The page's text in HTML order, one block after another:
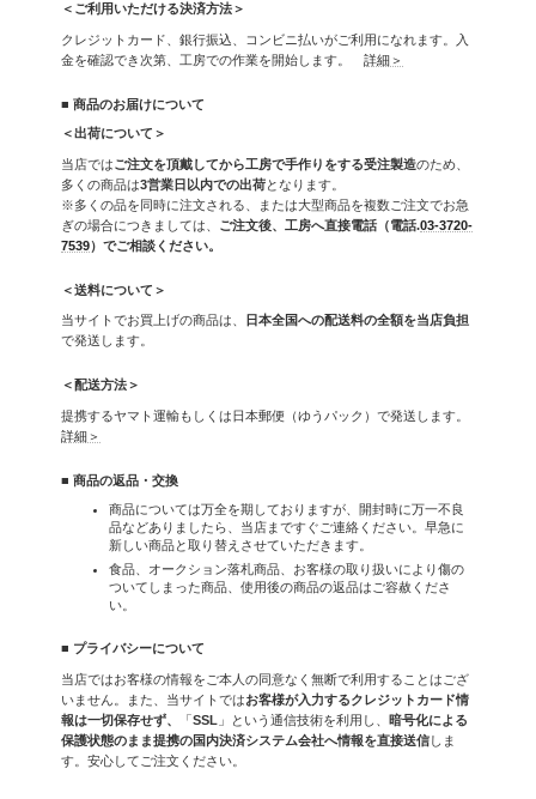
＜ご利用いただける決済方法＞
クレジットカード、銀行振込、コンビニ払いがご利用になれます。入
金を確認でき次第、工房での作業を開始します。 詳細＞
■ 商品のお届けについて
＜出荷について＞
当店ではご注文を頂戴してから工房で手作りをする受注製造のため、
多くの商品は3営業日以内での出荷となります。
※多くの品を同時に注文される、または大型商品を複数ご注文でお急
ぎの場合につきましては、 ご注文後、工房へ直接電話（電話.03-3720-
7539）でご相談ください。
＜送料について＞
当サイトでお買上げの商品は、
日本全国への配送料の全額を当店負担
で発送します。
＜配送方法＞
提携するヤマト運輸もしくは日本郵便（ゆうパック）で発送します。
詳細＞
■ 商品の返品・交換
商品については万全を期しておりますが、開封時に万一不良
品などありましたら、当店まですぐご連絡ください。早急に
新しい商品と取り替えさせていただきます。
食品、オークション落札商品、お客様の取り扱いにより傷の
ついてしまった商品、使用後の商品の返品はご容赦くださ
い。
■ プライバシーについて
当店ではお客様の情報をご本人の同意なく無断で利用することはござ
いません。また、当サイトではお客様が入力するクレジットカード情
報は一切保存せず、
「SSL 」という通信技術を利用し、 暗号化による
保護状態のまま提携の国内決済システム会社へ情報を直接送信しま
す。安心してご注文ください。